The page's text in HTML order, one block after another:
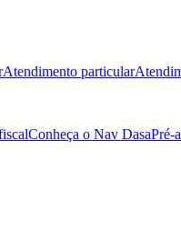
Atendimento particular
Conheça o Nav DasaPré-